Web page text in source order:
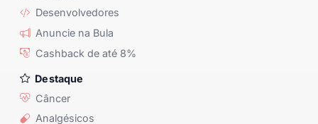
Desenvolvedores
Anuncie na Bula
Cashback de até 8%
Destaque
Câncer
Analgésicos